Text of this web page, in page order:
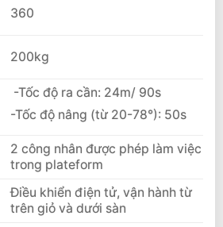
360
200kg
-Tốc độ ra cần: 24m/ 90s
-Tốc độ nâng (từ 20-78°): 50s
2 công nhân được phép làm việc
trong plateform
Điều khiển điện tử, vận hành từ
trên giỏ và dưới sàn